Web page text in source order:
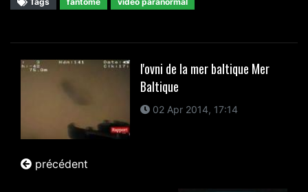
l'ovni de la mer baltique Mer
Baltique
02 Apr 2014, 17:14
précédent